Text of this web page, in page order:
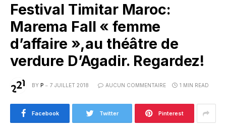
Festival Timitar Maroc:
Marema Fall « femme
d’affaire »,au théâtre de
verdure D’Agadir. Regardez!
BY P 7 JUILLET 2018 AUCUN COMMENTAIRE 1 MIN READ
Facebook Twitter Pinterest